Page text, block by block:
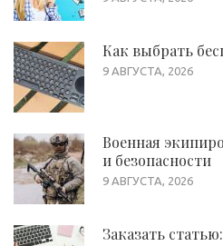
Как выбрать
9 АВГУСТА, 2026
Военная
и безопасности
9 АВГУСТА, 2026
Заказать